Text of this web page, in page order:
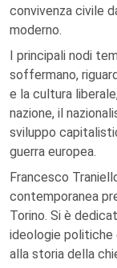
convivenza civile
moderno.
I principali nodi
soffermano,
e la cultura
nazione, il
sviluppo
guerra europea.
Francesco
contemporanea
Torino. Si è
ideologie politiche
alla storia della